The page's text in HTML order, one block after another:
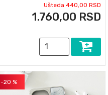
Ušteda 440,00 RSD
1.760,00 RSD
-20 %